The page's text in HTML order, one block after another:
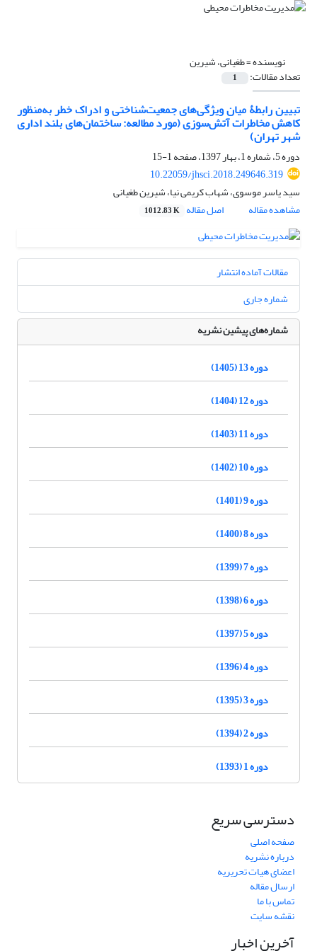
نویسنده =طغیانی، شیرین
تعداد مقالات: 1
تبیین رابطۀ میان ویژگی‌های جمعیت‌شناختی و ادراک خطر به‌منظور
کاهش مخاطرات آتش‌سوزی (مورد مطالعه: ساختمان‌های بلند اداری
شهر تهران)
دوره 5، شماره 1، بهار 1397، صفحه
1-15
10.22059/jhsci.2018.249646.319
سید یاسر موسوی، شهاب کریمی نیا، شیرین طغیانی
مشاهده مقاله
اصل مقاله 1012.83 K
مقالات آماده انتشار
شماره جاری
شماره‌های پیشین نشریه
دوره 13 (1405)
دوره 12 (1404)
دوره 11 (1403)
دوره 10 (1402)
دوره 9 (1401)
دوره 8 (1400)
دوره 7 (1399)
دوره 6 (1398)
دوره 5 (1397)
دوره 4 (1396)
دوره 3 (1395)
دوره 2 (1394)
دوره 1 (1393)
دسترسی سریع
صفحه اصلی
درباره نشریه
اعضای هیات تحریریه
ارسال مقاله
تماس با ما
نقشه سایت
آخرین اخبار